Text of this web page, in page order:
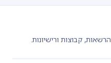
קבוצות ורישיונות.